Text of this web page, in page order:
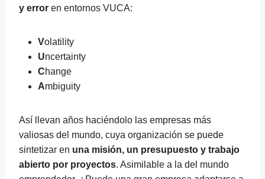
y error en entornos VUCA:
Volatility
Uncertainty
Change
Ambiguity
Así llevan años haciéndolo las empresas más
valiosas del mundo, cuya organización se puede
sintetizar en una misión, un presupuesto y trabajo
abierto por proyectos. Asimilable a la del mundo